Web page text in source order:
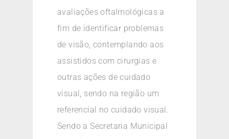
avaliações oftalmológicas a
fim de identificar problemas
de visão, contemplando aos
assistidos com cirurgias e
outras ações de cuidado
visual, sendo na região um
referencial no cuidado visual.
Sendo a Secretaria Municipal